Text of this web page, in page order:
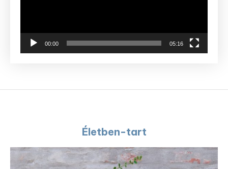
00:00 05:16
Életben-tart